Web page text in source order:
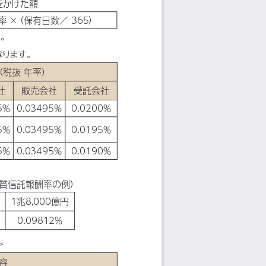
かけた額
×（保有日数／ 365）
ます。
税抜 年率）
販売会社
受託会社
0.03495％
0.0200％
0.03495％ 0.0195％
0.03495％
0.0190％
信託報酬率の例）
１兆8,000億円
0.09812％